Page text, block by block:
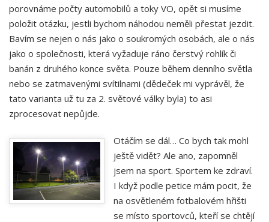
porovnáme počty automobilů a toky VO, opět si musíme
položit otázku, jestli bychom náhodou neměli přestat jezdit.
Bavím se nejen o nás jako o soukromých osobách, ale o nás
jako o společnosti, která vyžaduje ráno čerstvý rohlík či
banán z druhého konce světa. Pouze během denního světla
nebo se zatmavenými svítilnami (dědeček mi vyprávěl, že
tato varianta už tu za 2. světové války byla) to asi
zprocesovat nepůjde.
Otáčím se dál… Co bych tak mohl
ještě vidět? Ale ano, zapomněl
jsem na sport. Sportem ke zdraví.
I když podle petice mám pocit, že
na osvětleném fotbalovém hřišti
se místo sportovců, kteří se chtějí